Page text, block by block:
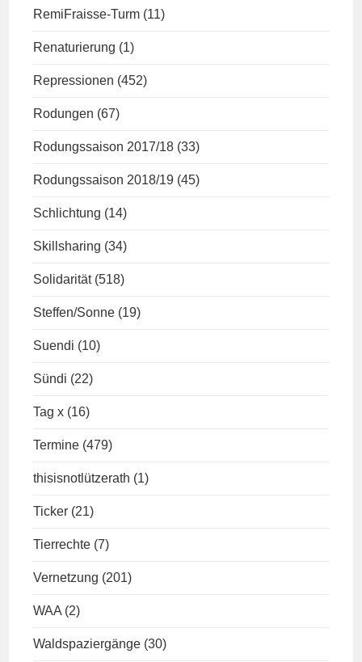
RemiFraisse-Turm (11)
Renaturierung (1)
Repressionen (452)
Rodungen (67)
Rodungssaison 2017/18 (33)
Rodungssaison 2018/19 (45)
Schlichtung (14)
Skillsharing (34)
Solidarität (518)
Steffen/Sonne (19)
Suendi (10)
Sündi (22)
Tag x (16)
Termine (479)
thisisnotlützerath (1)
Ticker (21)
Tierrechte (7)
Vernetzung (201)
WAA (2)
Waldspaziergänge (30)